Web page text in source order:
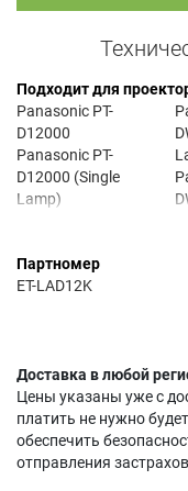
Подходит для
Panasonic PT-
D12000
Panasonic PT-
D12000 (Single
Lamp)
Panasonic PT-
D12000E
DW100
Партномер
ET-LAD12K
Доставка в любой
Цены указаны уже с
платить не нужно
обеспечить
отправления